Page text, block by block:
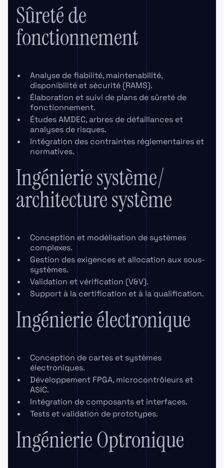
Sûreté de
fonctionnement
Analyse de fiabilité, maintenabilité,
disponibilité et sécurité (RAMS).
Élaboration et suivi de plans de sûreté de
fonctionnement.
Études AMDEC, arbres de défaillances et
analyses de risques.
Intégration des contraintes réglementaires et
normatives.
Ingénierie système/
architecture système
Conception et modélisation de systèmes
complexes.
Gestion des exigences et allocation aux sous-
systèmes.
Validation et vérification (V&V).
Support à la certification et à la qualification.
Ingénierie électronique
Conception de cartes et systèmes
électroniques.
Développement FPGA, microcontrôleurs et
ASIC.
Intégration de composants et interfaces.
Tests et validation de prototypes.
Ingénierie Optronique